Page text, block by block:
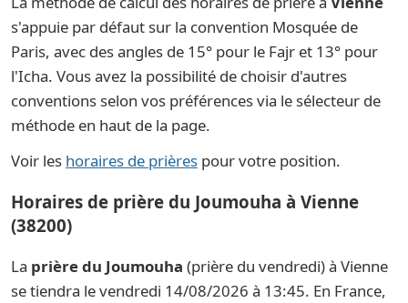
s'appuie par défaut sur la convention Mosquée de
Paris, avec des angles de 15° pour le Fajr et 13° pour
l'Icha. Vous avez la possibilité de choisir d'autres
conventions selon vos préférences via le sélecteur de
méthode en haut de la page.
Voir les horaires de prières pour votre position.
Horaires de prière du Joumouha à Vienne
(38200)
La prière du Joumouha (prière du vendredi) à Vienne
se tiendra le vendredi 14/08/2026 à 13:45. En France,